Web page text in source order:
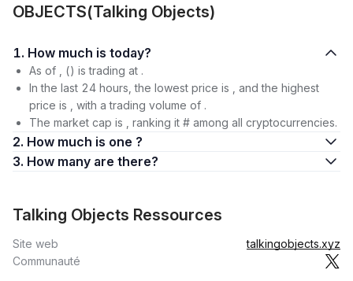
OBJECTS(Talking Objects)
1. How much is today?
As of , () is trading at .
In the last 24 hours, the lowest price is , and the highest
price is , with a trading volume of .
The market cap is , ranking it # among all cryptocurrencies.
2. How much is one ?
3. How many are there?
Talking Objects Ressources
Site web
talkingobjects.xyz
Communauté